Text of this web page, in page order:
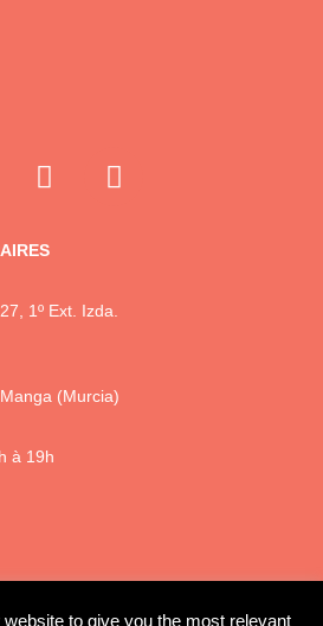
1º Ext. Izda.
(Murcia)
à 19h
to give you the most relevant